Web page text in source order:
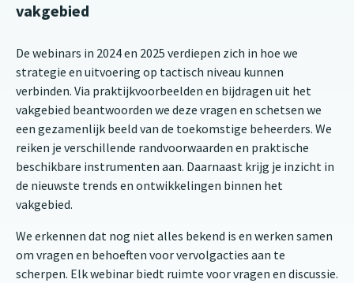
vakgebied
De webinars in 2024 en 2025 verdiepen zich in hoe we
strategie en uitvoering op tactisch niveau kunnen
verbinden. Via praktijkvoorbeelden en bijdragen uit het
vakgebied beantwoorden we deze vragen en schetsen we
een gezamenlijk beeld van de toekomstige beheerders. We
reiken je verschillende randvoorwaarden en praktische
beschikbare instrumenten aan. Daarnaast krijg je inzicht in
de nieuwste trends en ontwikkelingen binnen het
vakgebied.
We erkennen dat nog niet alles bekend is en werken samen
om vragen en behoeften voor vervolgacties aan te
scherpen. Elk webinar biedt ruimte voor vragen en discussie.